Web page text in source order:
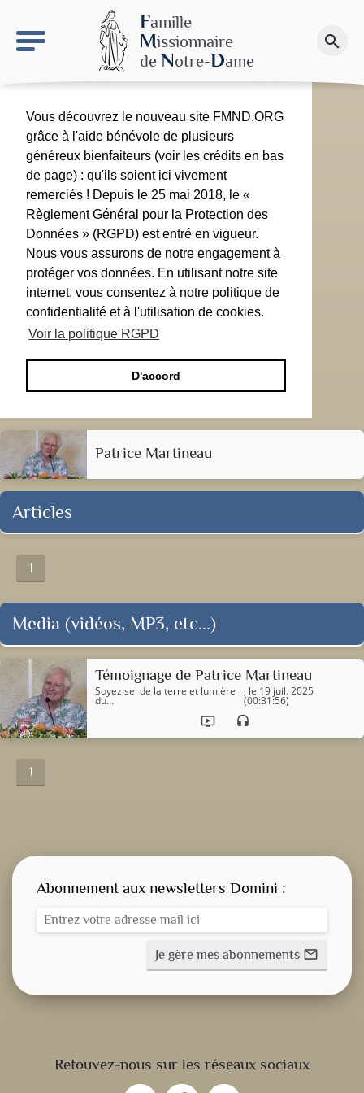
Famille
Missionnaire
de Notre-Dame
search
Faire un don
Vous découvrez le nouveau site FMND.ORG
grâce à l'aide bénévole de plusieurs
généreux bienfaiteurs (voir les crédits en bas
de page) : qu'ils soient ici vivement
remerciés ! Depuis le 25 mai 2018, le «
Règlement Général pour la Protection des
Données » (RGPD) est entré en vigueur.
Nous vous assurons de notre engagement à
protéger vos données. En utilisant notre site
internet, vous consentez à notre politique de
confidentialité et à l'utilisation de cookies.
Voir la politique RGPD
D'accord
Patrice Martineau
Articles
1
Media (vidéos, MP3, etc...)
Témoignage de Patrice Martineau
Soyez sel de la terre et lumière
du…
, le 19 juil. 2025
(00:31:56)
ondemand_video headset
1
Retouvez-nous sur les réseaux sociaux
Abonnement aux newsletters Domini :
Je gère mes abonnements mail_outline